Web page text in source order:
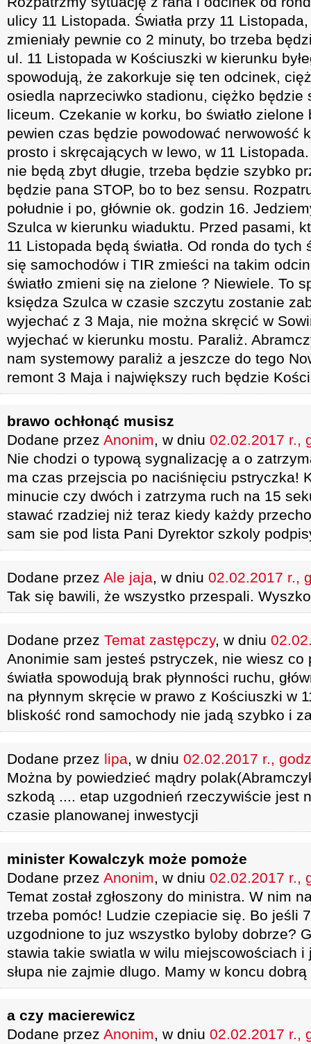
ulicy 11 Listopada. Światła przy 11
zmieniały pewnie co 2 minuty, bo trzeba
ul. 11 Listopada w Kościuszki w kierunku
spowodują, że zakorkuje się ten odcinek,
osiedla naprzeciwko stadionu, ciężko będzie
liceum. Czekanie w korku, bo światło
pewien czas będzie powodować nerwowość
prosto i skręcających w lewo, w 11
nie będą zbyt długie, trzeba będzie szybko
będzie pana STOP, bo to bez sensu.
południe i po, głównie ok. godzin 16.
Szulca w kierunku wiaduktu. Przed pasami,
11 Listopada będą światła. Od ronda do tych
się samochodów i TIR zmieści na takim
światło zmieni się na zielone ? Niewiele. To
księdza Szulca w czasie szczytu zostanie
wyjechać z 3 Maja, nie można skręcić w
wyjechać w kierunku mostu. Paraliż.
nam systemowy paraliż a jeszcze do tego
remont 3 Maja i największy ruch będzie
brawo ochłonąć musisz
Dodane przez Anonim, w dniu 02.02.2017 r.,
Nie chodzi o typową sygnalizację a o
ma czas przejscia po naciśnięciu pstryczka!
minucie czy dwóch i zatrzyma ruch na 15
stawać rzadziej niż teraz kiedy każdy
sam sie pod lista Pani Dyrektor szkoly
Dodane przez Ale jaja, w dniu 02.02.2017 r.,
Tak się bawili, że wszystko przespali.
Dodane przez Temat zastępczy, w dniu
Anonimie sam jesteś pstryczek, nie wiesz co
światła spowodują brak płynności ruchu,
na płynnym skręcie w prawo z Kościuszki w
bliskość rond samochody nie jadą szybko i
Dodane przez lipa, w dniu 02.02.2017 r.,
Można by powiedzieć mądry
szkodą .... etap uzgodnień rzeczywiście jest
czasie planowanej inwestycji
minister Kowalczyk może pomoże
Dodane przez Anonim, w dniu 02.02.2017 r.,
Temat został zgłoszony do ministra. W nim
trzeba pomóc! Ludzie czepiacie się. Bo jeśli
uzgodnione to juz wszystko byloby dobrze?
stawia takie swiatla w wilu miejscowościach
słupa nie zajmie dlugo. Mamy w koncu
a czy macierewicz
Dodane przez Anonim, w dniu 02.02.2017 r.,